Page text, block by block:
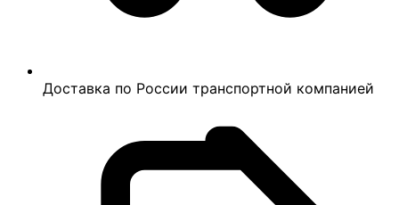
Доставка по России транспортной компанией